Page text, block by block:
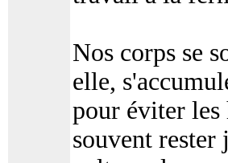
Nos corps se
elle,
pour éviter les
souvent